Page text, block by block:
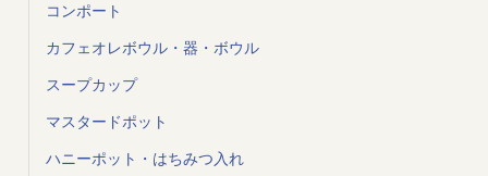
コンポート
カフェオレボウル・器・ボウル
スープカップ
マスタードポット
ハニーポット・はちみつ入れ